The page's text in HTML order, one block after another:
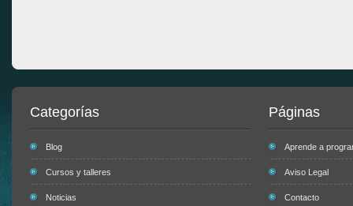
Categorías
Blog
Cursos y talleres
Noticias
Páginas
Aprende a
Aviso Legal
Contacto